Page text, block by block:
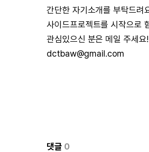
간단한 자기소개를 부탁드려
사이드프로젝트를 시작으로
관심있으신 분은 메일 주세요!
dctbaw@gmail.com
댓글 0